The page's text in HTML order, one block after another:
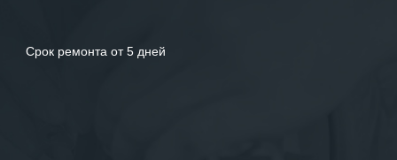
Срок ремонта от 5 дней